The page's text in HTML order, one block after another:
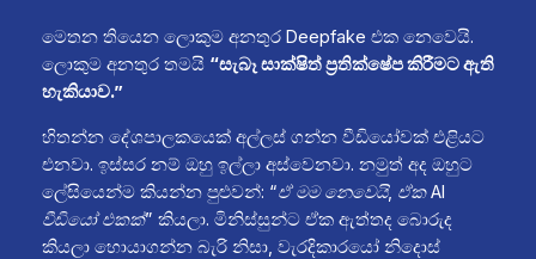
මෙතන තියෙන ලොකුම අනතුර Deepfake එක නෙවෙයි.
ලොකුම අනතුර තමයි “සැබෑ සාක්ෂිත් ප්‍රතික්ෂේප කිරීමට ඇති
හැකියාව.”
හිතන්න දේශපාලකයෙක් අල්ලස් ගන්න වීඩියෝවක් එළියට
එනවා. ඉස්සර නම් ඔහු ඉල්ලා අස්වෙනවා. නමුත් අද ඔහුට
ලේසියෙන්ම කියන්න පුළුවන්: “ඒ මම නෙවෙයි, ඒක AI
වීඩියෝ එකක්” කියලා. මිනිස්සුන්ට ඒක ඇත්තද බොරුද
කියලා හොයාගන්න බැරි නිසා, වැරදිකාරයෝ නිදොස්